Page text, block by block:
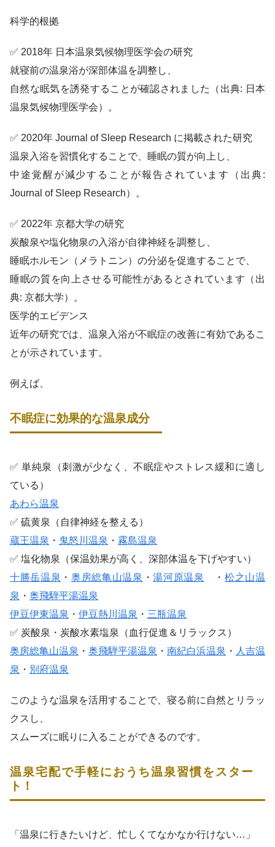
科学的根拠
✅ 2018年 日本温泉気候物理医学会の研究
就寝前の温泉浴が深部体温を調整し、
自然な眠気を誘発することが確認されました（出典: 日本
温泉気候物理医学会）。
✅ 2020年 Journal of Sleep Research に掲載された研究
温泉入浴を習慣化することで、睡眠の質が向上し、
中途覚醒が減少することが報告されています（出典:
Journal of Sleep Research）。
✅ 2022年 京都大学の研究
炭酸泉や塩化物泉の入浴が自律神経を調整し、
睡眠ホルモン（メラトニン）の分泌を促進することで、
睡眠の質を向上させる可能性があるとされています（出
典: 京都大学）。
医学的エビデンス
近年の研究では、温泉入浴が不眠症の改善に有効であるこ
とが示されています。
例えば、
不眠症に効果的な温泉成分
✅ 単純泉（刺激が少なく、不眠症やストレス緩和に適し
ている）
あわら温泉
✅ 硫黄泉（自律神経を整える）
蔵王温泉 ・ 鬼怒川温泉 ・ 霧島温泉
✅ 塩化物泉（保温効果が高く、深部体温を下げやすい）
十勝岳温泉 ・奥房総亀山温泉 ・湯河原温泉 ・松之山温
泉 ・ 奥飛騨平湯温泉
伊豆伊東温泉 ・ 伊豆熱川温泉 ・ 三瓶温泉
✅ 炭酸泉・炭酸水素塩泉（血行促進＆リラックス）
奥房総亀山温泉 ・ 奥飛騨平湯温泉 ・ 南紀白浜温泉 ・ 人吉温
泉 ・ 別府温泉
このような温泉を活用することで、寝る前に自然とリラッ
クスし、
スムーズに眠りに入ることができるのです。
温泉宅配で手軽におうち温泉習慣をスター
ト！
「温泉に行きたいけど、忙しくてなかなか行けない…」